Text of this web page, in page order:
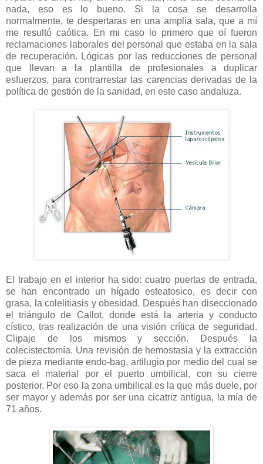
nada, eso es lo bueno. Si la cosa se desarrolla
normalmente, te despertaras en una amplia sala, que a mí
me resultó caótica. En mi caso lo primero que oí fueron
reclamaciones laborales del personal que estaba en la sala
de recuperación. Lógicas por las reducciones de personal
que llevan a la plantilla de profesionales a duplicar
esfuerzos, para contrarrestar las carencias derivadas de la
política de gestión de la sanidad, en este caso andaluza.
El trabajo en el interior ha sido: cuatro puertas de entrada,
se han encontrado un hígado esteatosico, es decir con
grasa, la colelitiasis y obesidad. Después han diseccionado
el triángulo de Callot, donde está la arteria y conducto
cístico, tras realización de una visión crítica de seguridad.
Clipaje de los mismos y sección. Después la
colecistectomía. Una revisión de hemostasia y la extracción
de pieza mediante endo-bag, artilugio por medio del cual se
saca el material por el puerto umbilical, con su cierre
posterior. Por eso la zona umbilical es la que más duele, por
ser mayor y además por ser una cicatriz antigua, la mía de
71 años.